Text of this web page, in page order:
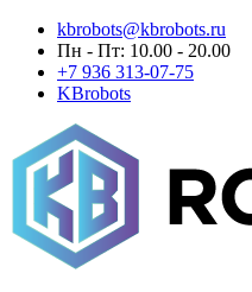
kbrobots@kbrobots.ru
Пн - Пт: 10.00 - 20.00
+7 936 313-07-75
KBrobots